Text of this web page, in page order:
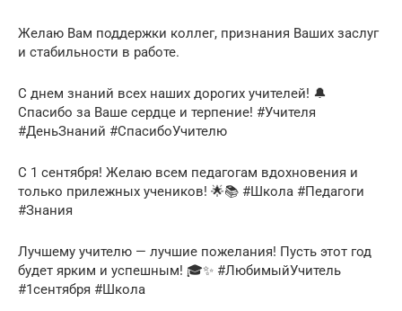
Желаю Вам поддержки коллег, признания Ваших заслуг
и стабильности в работе.
С днем знаний всех наших дорогих учителей! 🔔
Спасибо за Ваше сердце и терпение! #Учителя
#ДеньЗнаний #СпасибоУчителю
С 1 сентября! Желаю всем педагогам вдохновения и
только прилежных учеников! 🌟📚 #Школа #Педагоги
#Знания
Лучшему учителю — лучшие пожелания! Пусть этот год
будет ярким и успешным! 🎓✨ #ЛюбимыйУчитель
#1сентября #Школа